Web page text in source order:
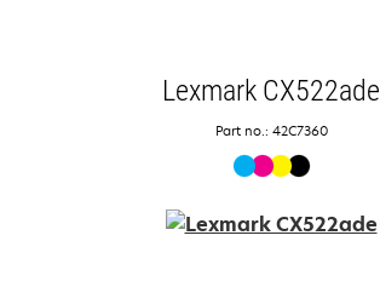
Lexmark CX522ade
Part no.: 42C7360